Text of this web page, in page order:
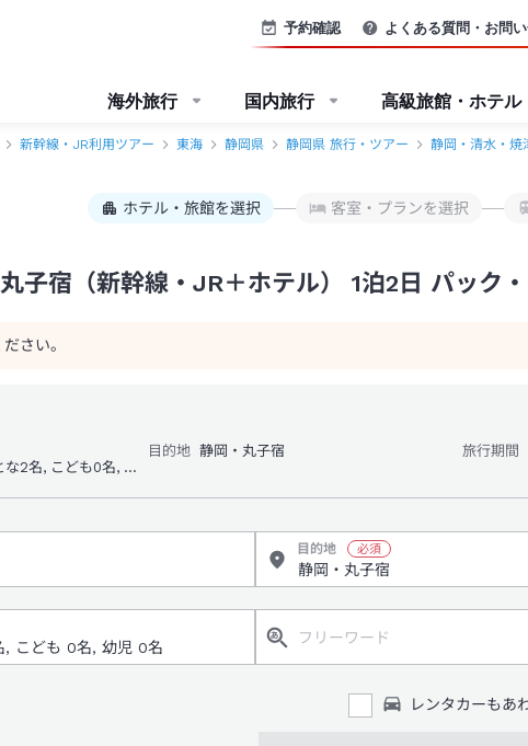
予約確認 よくある質問・お問
海外旅行 国内旅行 高級旅館・ホテル
新幹線・JR利用ツアー 東海 静岡県 静岡県 旅行・ツアー 静岡・清水・焼
ホテル・旅館を選択 客室・プランを選択
子宿（新幹線・JR＋ホテル） 1泊2日 パック
さい。
目的地 静岡・丸子宿 旅行期間
1部屋 / おとな2名, こども0名, 幼児0名
目的地
レンタカーもあ